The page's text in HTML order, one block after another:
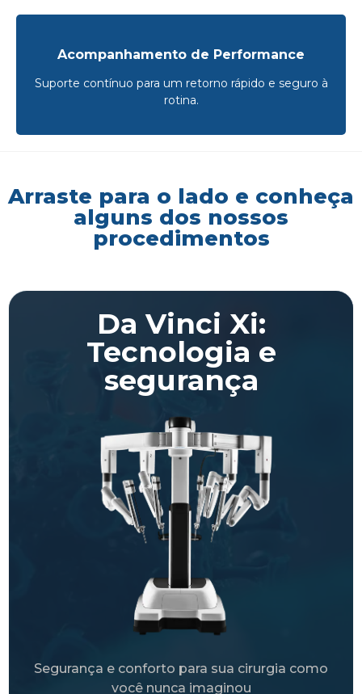
Acompanhamento de Performance
Suporte contínuo para um retorno rápido e seguro à
rotina.
Arraste para o lado e conheça
alguns dos nossos
procedimentos
Da Vinci Xi:
Tecnologia e
segurança
Segurança e conforto para sua cirurgia como
você nunca imaginou